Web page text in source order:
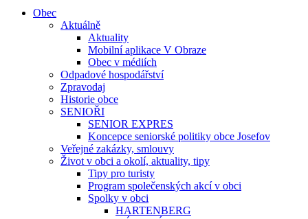
Obec
Aktuálně
Aktuality
Mobilní aplikace V Obraze
Obec v médiích
Odpadové hospodářství
Zpravodaj
Historie obce
SENIOŘI
SENIOR EXPRES
Koncepce seniorské politiky obce Josefov
Veřejné zakázky, smlouvy
Život v obci a okolí, aktuality, tipy
Tipy pro turisty
Program společenských akcí v obci
Spolky v obci
HARTENBERG